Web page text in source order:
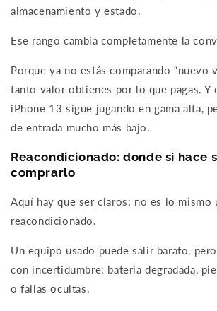
almacenamiento y estado.
Ese rango cambia completamente la
Porque ya no estás comparando “nuevo
tanto valor obtienes por lo que pagas. Y
iPhone 13 sigue jugando en gama alta,
de entrada mucho más bajo.
Reacondicionado: donde sí hace
comprarlo
Aquí hay que ser claros: no es lo mismo
reacondicionado.
Un equipo usado puede salir barato,
con incertidumbre: batería degradada,
o fallas ocultas.